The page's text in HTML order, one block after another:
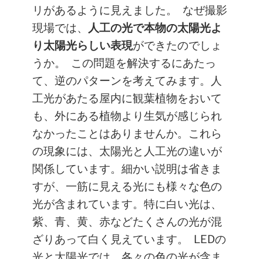
リがあるように見えました。
なぜ撮影
現場では、 人工の光で本物の太陽光よ
り太陽光らしい表現ができたのでしょ
うか。
この問題を解決するにあたっ
て、逆のパターンを考えてみます。人
工光があたる屋内に観葉植物をおいて
も、外にある植物より生気が感じられ
なかったことはありませんか。これら
の現象には、太陽光と人工光の違いが
関係しています。細かい説明は省きま
すが、一筋に見える光にも様々な色の
光が含まれています。特に白い光は、
紫、青、黄、赤などたくさんの光が混
ざりあって白く見えています。
LEDの